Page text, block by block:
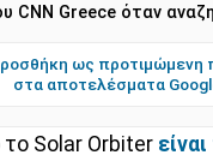
CNN Greece όταν
ως προτιμώμενη
στα αποτελέσματα
το Solar Orbiter